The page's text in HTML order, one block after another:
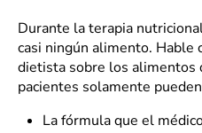
Durante la terapia
casi ningún alimento. Hable
dietista sobre los alimentos
pacientes solamente
La fórmula que el